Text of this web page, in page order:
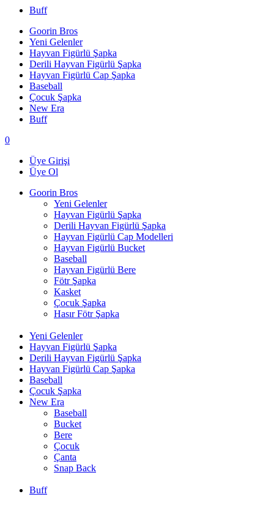
Buff
Goorin Bros
Yeni Gelenler
Hayvan Figürlü Şapka
Derili Hayvan Figürlü Şapka
Hayvan Figürlü Cap Şapka
Baseball
Çocuk Şapka
New Era
Buff
0
Üye Girişi
Üye Ol
Goorin Bros
Yeni Gelenler
Hayvan Figürlü Şapka
Derili Hayvan Figürlü Şapka
Hayvan Figürlü Cap Modelleri
Hayvan Figürlü Bucket
Baseball
Hayvan Figürlü Bere
Fötr Şapka
Kasket
Çocuk Şapka
Hasır Fötr Şapka
Yeni Gelenler
Hayvan Figürlü Şapka
Derili Hayvan Figürlü Şapka
Hayvan Figürlü Cap Şapka
Baseball
Çocuk Şapka
New Era
Baseball
Bucket
Bere
Çocuk
Çanta
Snap Back
Buff